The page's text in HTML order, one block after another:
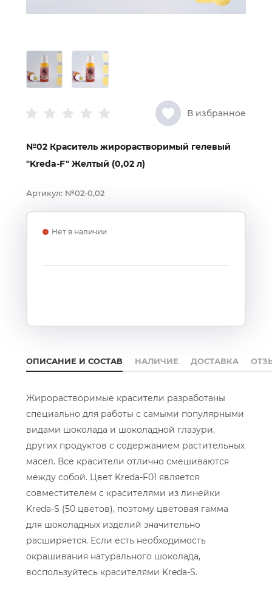
В избранное
№02 Краситель жирорастворимый гелевый
"Kreda-F" Желтый (0,02 л)
Артикул: №02-0,02
Нет в наличии
ОПИСАНИЕ И СОСТАВ НАЛИЧИЕ ДОСТАВКА
Жирорастворимые красители разработаны
специально для работы с самыми популярными
видами шоколада и шоколадной глазури,
других продуктов с содержанием растительных
масел. Все красители отлично смешиваются
между собой. Цвет Kreda-F01 является
совместителем с красителями из линейки
Kreda-S (50 цветов), поэтому цветовая гамма
для шоколадных изделий значительно
расширяется. Если есть необходимость
окрашивания натурального шоколада,
воспользуйтесь красителями Kreda-S.